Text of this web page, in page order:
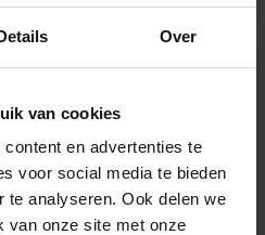
Over
van cookies
en advertenties te
voor social media te bieden
te analyseren. Ook delen we
van onze site met onze
Aluminium